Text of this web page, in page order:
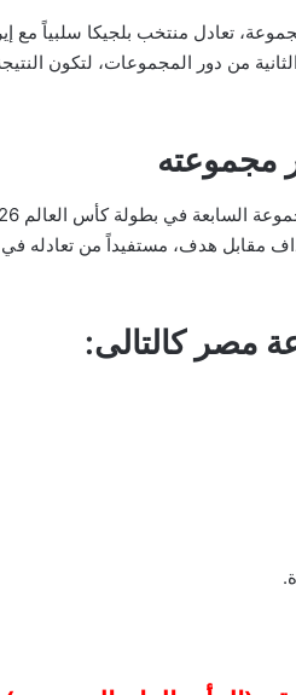
تعادل منتخب بلجيكا سلبياً مع
من دور المجموعات، لتكون
مجموعته
مقابل هدف، مستفيداً من تعادله في
مصر كالتالى: